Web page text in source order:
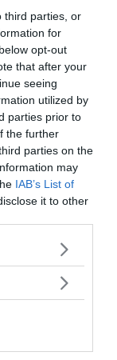
third parties, or
for
opt-out
that after your
seeing
utilized by
parties prior to
the further
parties on the
may
IAB’s List of
it to other
more Google
may click to
below Google
nomi di
Saper
facile: per